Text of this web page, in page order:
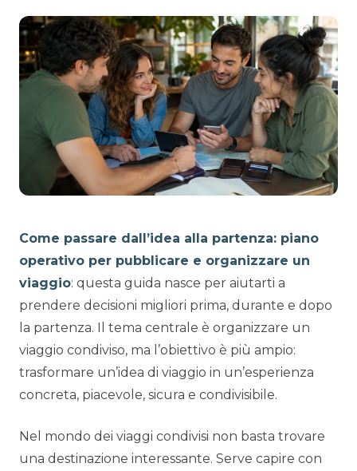
Come passare dall’idea alla partenza: piano
operativo per pubblicare e organizzare un
viaggio: questa guida nasce per aiutarti a
prendere decisioni migliori prima, durante e dopo
la partenza. Il tema centrale è organizzare un
viaggio condiviso, ma l’obiettivo è più ampio:
trasformare un’idea di viaggio in un’esperienza
concreta, piacevole, sicura e condivisibile.
Nel mondo dei viaggi condivisi non basta trovare
una destinazione interessante. Serve capire con